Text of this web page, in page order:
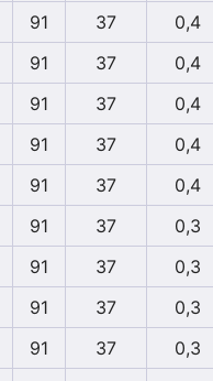
91 37
0,4
91 37
0,4
91 37
0,4
91 37
0,4
91 37
0,4
91 37
0,3
91 37
0,3
91 37
0,3
91 37
0,3